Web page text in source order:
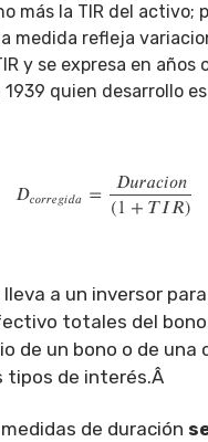
más la TIR del activo;
medida refleja
y se expresa en
quien desarrollo
a un inversor
totales del
de un bono o de
tipos de interés.Â
de duración